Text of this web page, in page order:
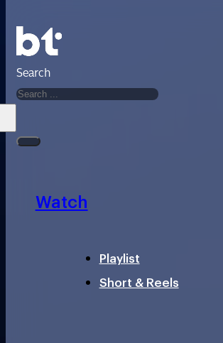
Search
Watch
Playlist
Short & Reels